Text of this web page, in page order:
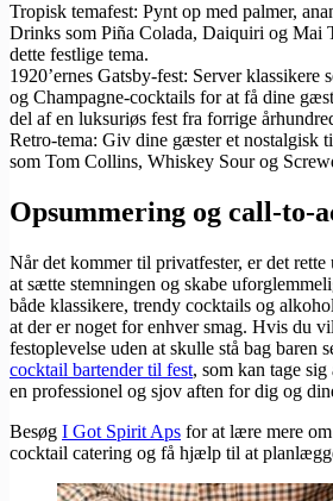
Tropisk temafest: Pynt op med palmer,
Drinks som Piña Colada, Daiquiri og Mai
dette festlige tema.
1920’ernes Gatsby-fest: Server klassikere
og Champagne-cocktails for at få dine
del af en luksuriøs fest fra forrige
Retro-tema: Giv dine gæster et nostalgisk
som Tom Collins, Whiskey Sour og
Opsummering og call-to-
Når det kommer til privatfester, er det
at sætte stemningen og skabe
både klassikere, trendy cocktails og
at der er noget for enhver smag. Hvis du
festoplevelse uden at skulle stå bag baren
cocktail bartender til fest, som kan tage
en professionel og sjov aften for dig og
Besøg I Got Spirit Aps for at lære mere
cocktail catering og få hjælp til at